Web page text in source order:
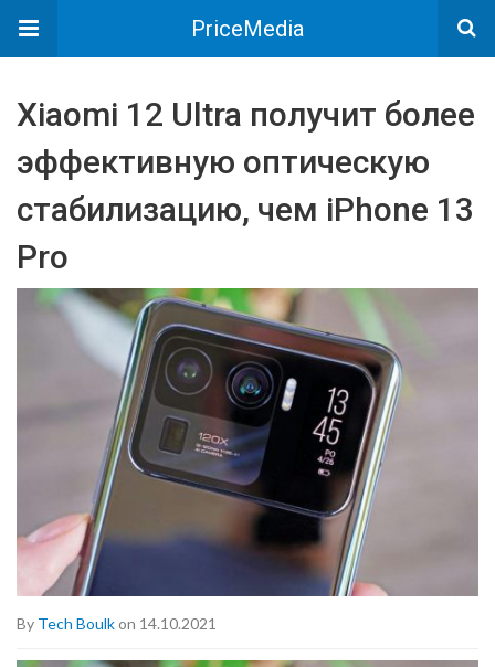
PriceMedia
Xiaomi 12 Ultra получит более
эффективную оптическую
стабилизацию, чем iPhone 13
Pro
By Tech Boulkon 14.10.2021